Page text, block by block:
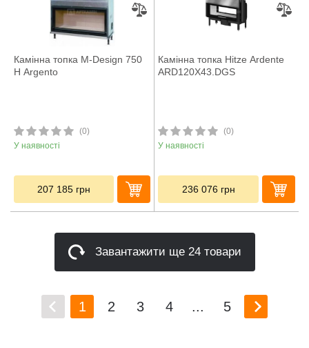
Камінна топка M-Design 750
H Argento
(0)
У наявності
207 185 грн
Камінна топка Hitze Ardente
ARD120X43.DGS
(0)
У наявності
236 076 грн
Завантажити ще 24 товари
1 2 3 4 ... 5